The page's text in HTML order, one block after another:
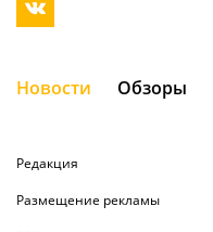
Новости Обзоры
Редакция
Размещение рекламы